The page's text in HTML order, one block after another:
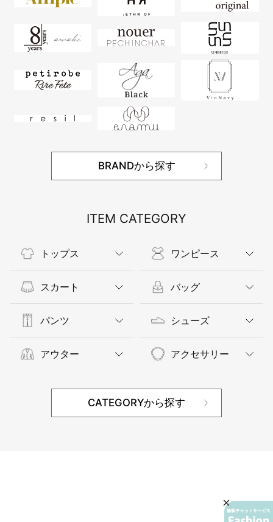
BRANDから探す
ITEM CATEGORY
トップス
スカート
パンツ
アウター
ワンピース
バッグ
シューズ
アクセサリー
CATEGORYから探す